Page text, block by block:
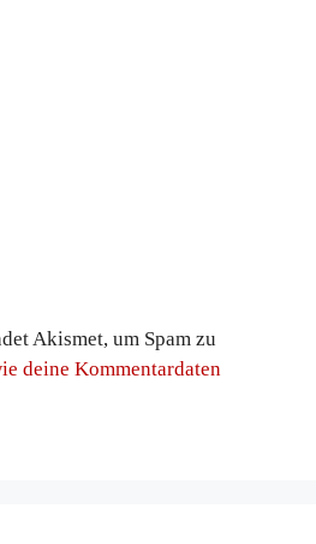
Akismet, um Spam zu
deine Kommentardaten